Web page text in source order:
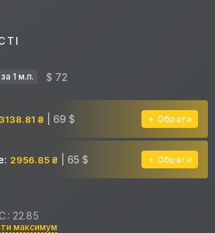
за 1 м.п. $ 72
3138.81 ₴ | 69 $ Обрати
2956.85 ₴ | 65 $ Обрати
22.85
максимум